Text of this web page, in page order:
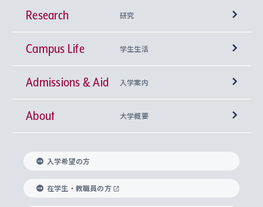
学部
神学部
文学部
総合人間科学部
経済学部
興味から学科を探す
上智大学の全学共通教育
基盤教育センター
キリスト教人間学
身体知
上智大学の語学教育
言語教育研究センター
上智大学のグローバル教育
グローバル教育センター
学びのサポート
Research 研究
研究所 等
キリスト教文化研究所
中世思想研究所
国際言語情報研究所
Sophia Open Research Weeks (SORW)
産官学連携
知的財産
研究支援制度
Campus Life 学生生活
学期区分と授業時間割
課外活動
課外教育プログラム
ボランティア活動
グローバルな学びのコミュニティ
学生の相談窓口
Admissions & Aid 入学案内
上智大学で取得できる学位
入れの方針）
科目等履修生
About 大学概要
理事長・学長メッセージ
学長・副学長紹介
上智大学の精神
入学希望の方
在学生・教職員の方